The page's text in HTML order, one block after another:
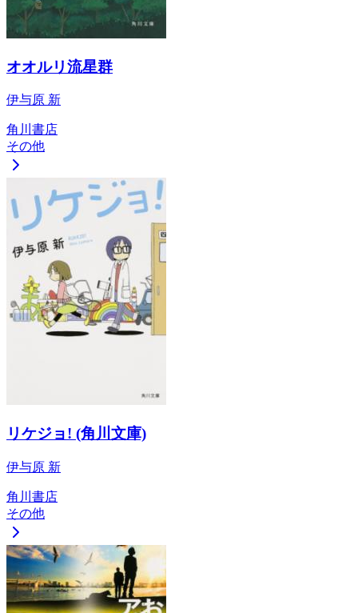
オオルリ流星群
伊与原 新
角川書店
その他
リケジョ! (角川文庫)
伊与原 新
角川書店
その他